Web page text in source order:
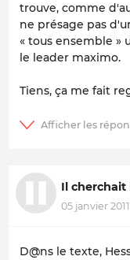
trouve, comme
ne présage pas
« tous ensemble »
le leader maximo.
Tiens, ça me fait
Il cherchait
05 janvier
D@ns le texte,